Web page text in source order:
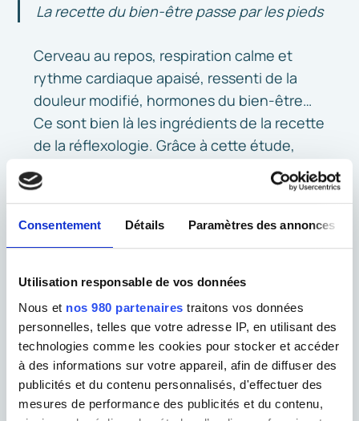
Consentement Détails Paramètres des annonces
Utilisation responsable de vos données
Nous et nos 980 partenaires traitons vos données
personnelles, telles que votre adresse IP, en utilisant des
technologies comme les cookies pour stocker et accéder
à des informations sur votre appareil, afin de diffuser des
publicités et du contenu personnalisés, d'effectuer des
mesures de performance des publicités et du contenu,
La recette du bien-être passe par les pieds
Cerveau au repos, respiration calme et
rythme cardiaque apaisé, ressenti de la
douleur modifié, hormones du bien-être…
Ce sont bien là les ingrédients de la recette
de la réflexologie. Grâce à cette étude,
nous retrouvons le principe d’action des
techniques réflexes de relaxation :
agir sur le système nerveux et
relaxation profonde,
réguler le stress,
ré-équilibrer la communication au sein
de l’organisme,
apaiser le ressenti de la douleur.
Retrouver l’intégralité de l’article :